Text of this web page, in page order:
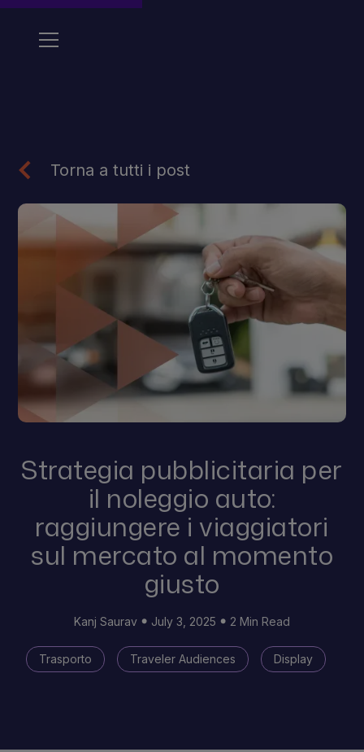
Torna a tutti i post
Strategia pubblicitaria per
il noleggio auto:
raggiungere i viaggiatori
sul mercato al momento
giusto
Kanj Saurav July 3, 2025 2 Min Read
Trasporto Traveler Audiences Display